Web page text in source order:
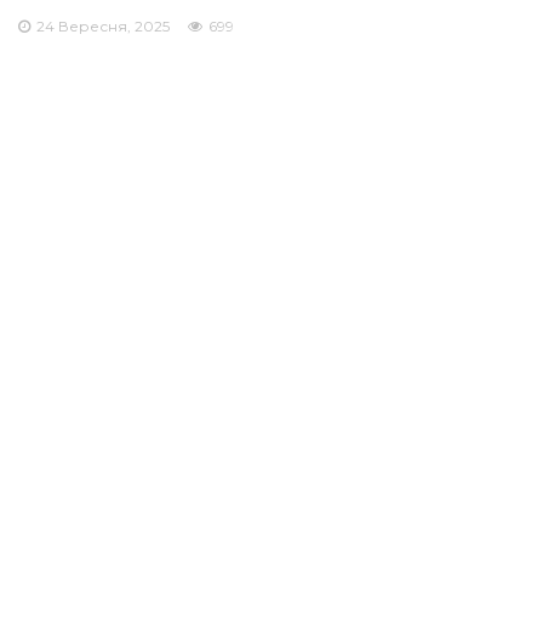
24 Вересня, 2025 699